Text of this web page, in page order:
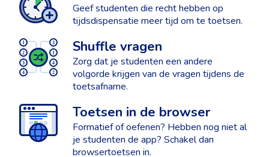
Geef studenten die recht hebben op
tijdsdispensatie meer tijd om te toetsen.
Shuffle vragen
Zorg dat je studenten een andere
volgorde krijgen van de vragen tijdens de
toetsafname.
Toetsen in de browser
Formatief of oefenen? Hebben nog niet al
je studenten de app? Schakel dan
browsertoetsen in.